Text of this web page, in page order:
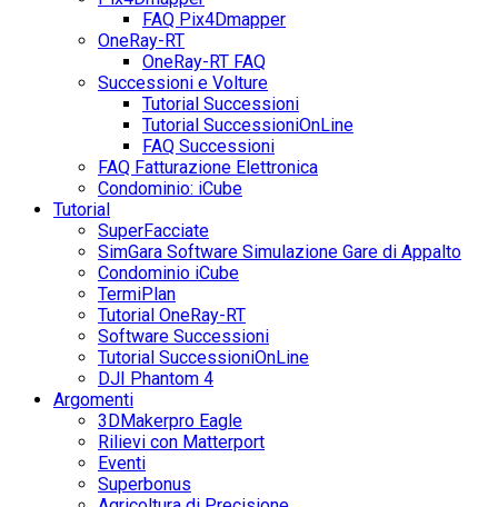
FAQ Pix4Dmapper
OneRay-RT
OneRay-RT FAQ
Successioni e Volture
Tutorial Successioni
Tutorial SuccessioniOnLine
FAQ Successioni
FAQ Fatturazione Elettronica
Condominio: iCube
Tutorial
SuperFacciate
SimGara Software Simulazione Gare di Appalto
Condominio iCube
TermiPlan
Tutorial OneRay-RT
Software Successioni
Tutorial SuccessioniOnLine
DJI Phantom 4
Argomenti
3DMakerpro Eagle
Rilievi con Matterport
Eventi
Superbonus